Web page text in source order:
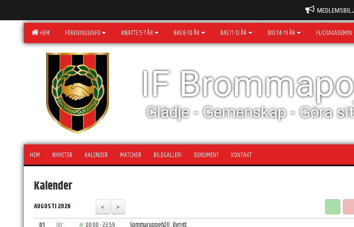
HEM FÖRENINGSINFO KNATTE 5-7 ÅR BAS 8-10 ÅR BAS 11-13 ÅR BAS 14-19 ÅR FLICKAKADEMIN
IF
Glädje - Gemenskap - Göra
HEM NYHETER KALENDER MATCHER BILDGALLERI DOKUMENT KONTAKT
Kalender
AUGUSTI 2026
01 lör 00:00 - 23:59
Sommaruppehåll , Övrigt